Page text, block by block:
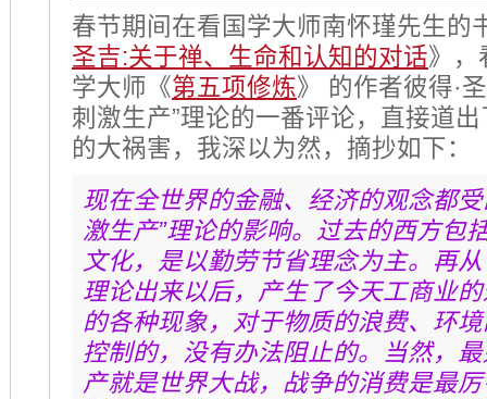
春节期间在看国学大师南怀瑾先生的
圣吉:关于禅、生命和认知的对话》，
学大师《第五项修炼》 的作者彼得·
刺激生产”理论的一番评论，直接道
的大祸害，我深以为然，摘抄如下：
现在全世界的金融、经济的观念都
激生产”理论的影响。过去的西方包
文化，是以勤劳节省理念为主。再从
理论出来以后，产生了今天工商业
的各种现象，对于物质的浪费、环
控制的，没有办法阻止的。当然，
产就是世界大战，战争的消费是最